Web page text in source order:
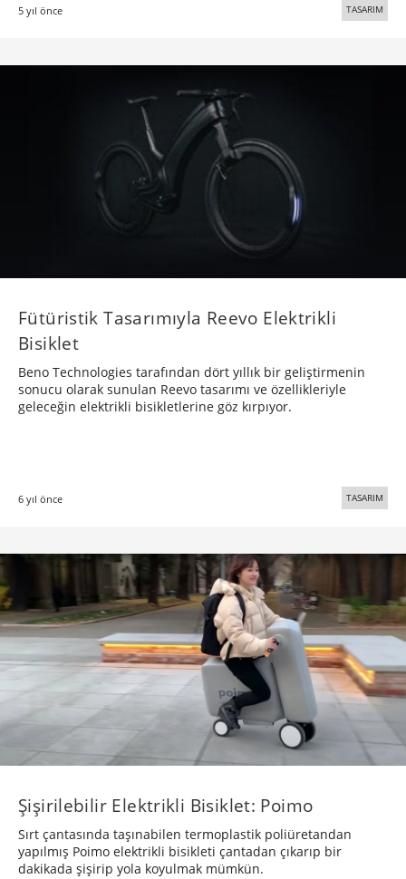
5 yıl önce TASARIM
Fütüristik Tasarımıyla Reevo Elektrikli
Bisiklet
Beno Technologies tarafından dört yıllık bir geliştirmenin
sonucu olarak sunulan Reevo tasarımı ve özellikleriyle
geleceğin elektrikli bisikletlerine göz kırpıyor.
6 yıl önce TASARIM
Şişirilebilir Elektrikli Bisiklet: Poimo
Sırt çantasında taşınabilen termoplastik poliüretandan
yapılmış Poimo elektrikli bisikleti çantadan çıkarıp bir
dakikada şişirip yola koyulmak mümkün.